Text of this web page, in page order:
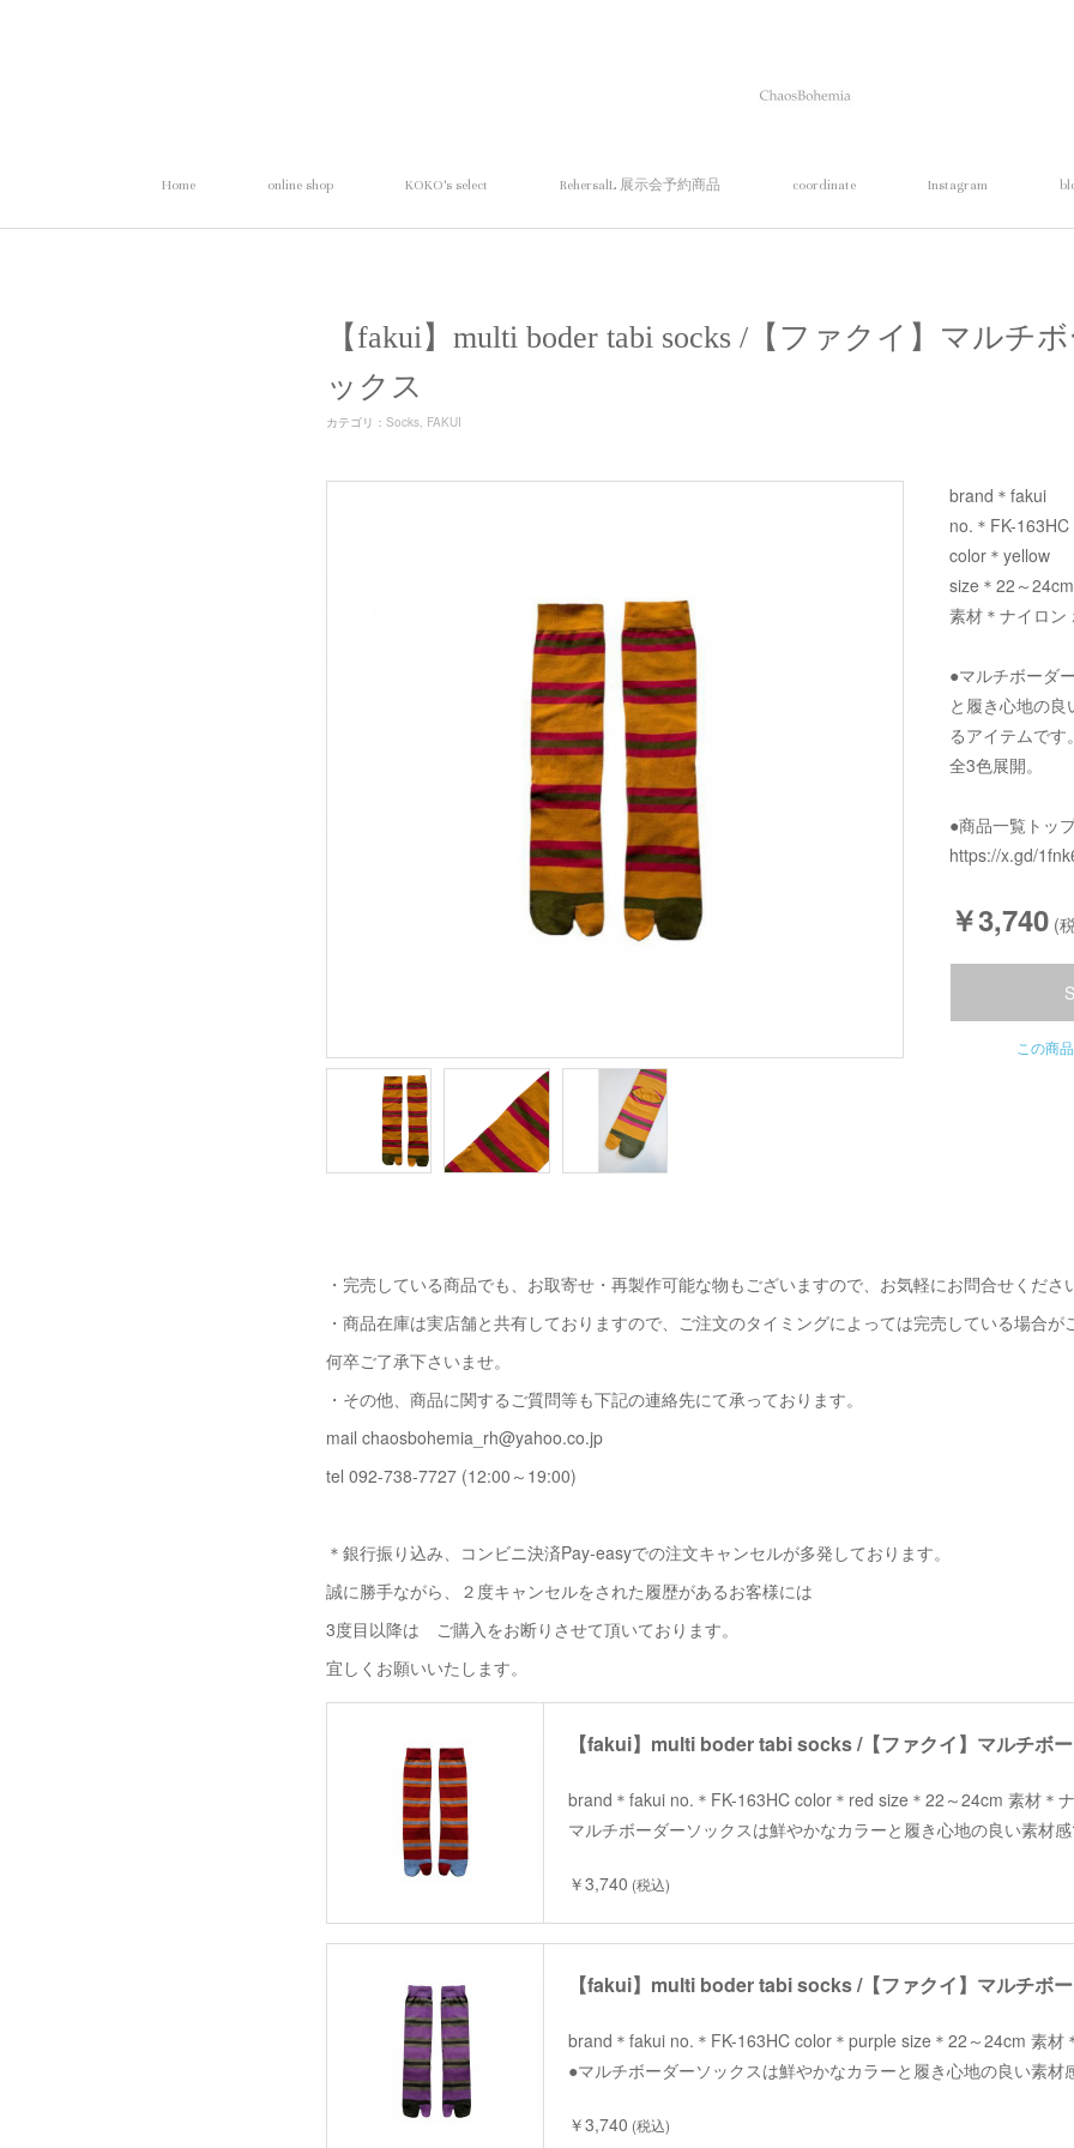
Home online shop KOKO's select RehersalL 展示会予約商品 coordinate Instagram
【fakui】multi boder tabi socks /【ファクイ】マルチ
ックス
カテゴリ ： Socks FAKUI
brand＊fakui
no.＊FK-163HC
color＊yellow
size＊22～24cm
素材＊ナイロン
●マルチボーダ
と履き心地の
るアイテムです。
全3色展開。
●商品一覧トッ
https://x.gd/
￥3,740 (
この商
・完売している商品でも、お取寄せ・再製作可能な物もございますので、お気軽にお問合せくださ
・商品在庫は実店舗と共有しておりますので、ご注文のタイミングによっては完売している場合が
何卒ご了承下さいませ。
・その他、商品に関するご質問等も下記の連絡先にて承っております。
mail chaosbohemia_rh@yahoo.co.jp
tel 092-738-7727 (12:00～19:00)
＊銀行振り込み、コンビニ決済Pay-easyでの注文キャンセルが多発しております。
誠に勝手ながら、２度キャンセルをされた履歴があるお客様には
3度目以降は ご購入をお断りさせて頂いております。
宜しくお願いいたします。
【fakui】multi boder tabi socks /【ファクイ】マルチボ
brand＊fakui no.＊FK-163HC color＊red size＊22～24cm 素材＊
マルチボーダーソックスは鮮やかなカラーと履き心地の良い素材
￥3,740 (税込)
【fakui】multi boder tabi socks /【ファクイ】マルチボ
brand＊fakui no.＊FK-163HC color＊purple size＊22～24cm 素材
●マルチボーダーソックスは鮮やかなカラーと履き心地の良い素
￥3,740 (税込)